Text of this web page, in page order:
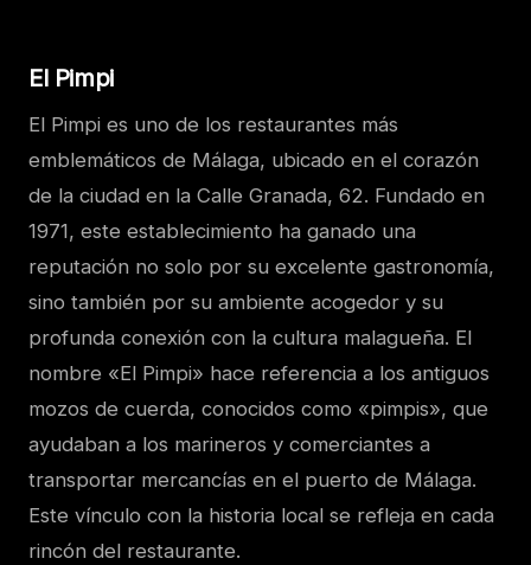
El Pimpi
El Pimpi es uno de los restaurantes más
emblemáticos de Málaga, ubicado en el corazón
de la ciudad en la Calle Granada, 62. Fundado en
1971, este establecimiento ha ganado una
reputación no solo por su excelente gastronomía,
sino también por su ambiente acogedor y su
profunda conexión con la cultura malagueña. El
nombre «El Pimpi» hace referencia a los antiguos
mozos de cuerda, conocidos como «pimpis», que
ayudaban a los marineros y comerciantes a
transportar mercancías en el puerto de Málaga.
Este vínculo con la historia local se refleja en cada
rincón del restaurante.